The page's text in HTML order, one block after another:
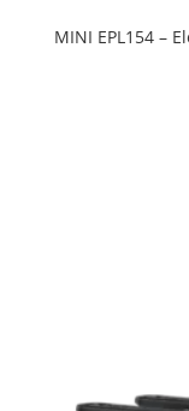
MINI EPL154 –